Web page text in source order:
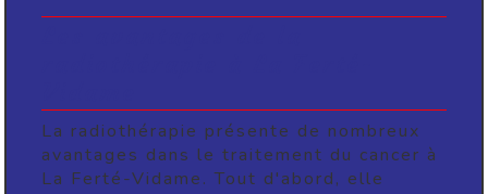
La radiothérapie présente de nombreux
avantages dans le traitement du cancer à
La Ferté-Vidame. Tout d'abord, elle